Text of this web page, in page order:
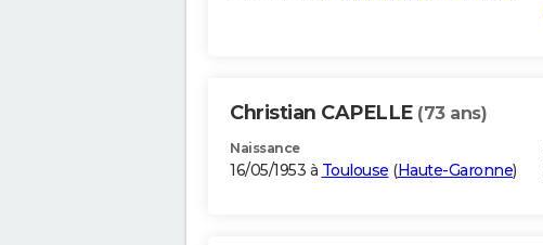
Christian CAPELLE (73 ans)
Naissance
16/05/1953 à Toulouse (Haute-Garonne)